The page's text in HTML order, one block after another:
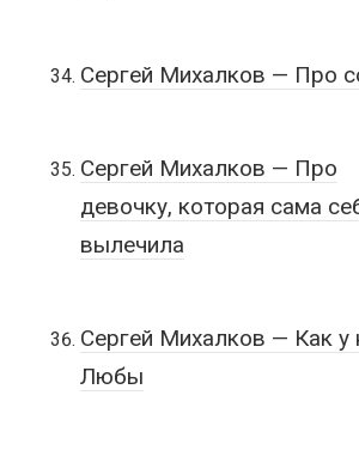
Сергей Михалков — Про
Сергей Михалков — Про
девочку, которая сама
вылечила
Сергей Михалков — Как у
Любы